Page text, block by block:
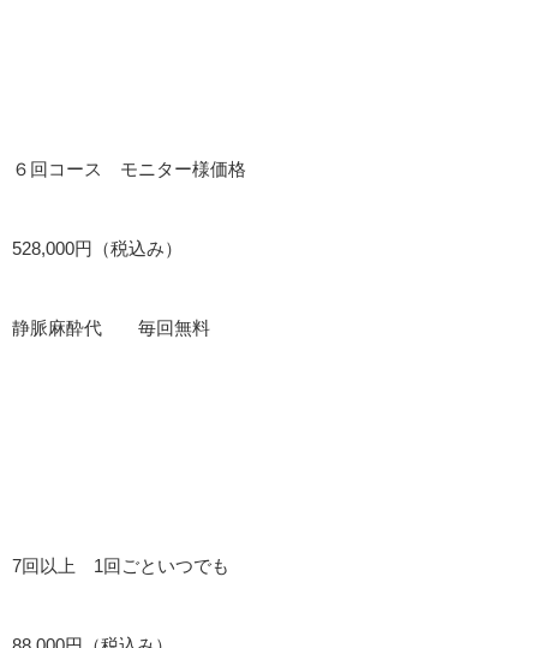
６回コース モニター様価格
528,000円（税込み）
静脈麻酔代 毎回無料
7回以上 1回ごといつでも